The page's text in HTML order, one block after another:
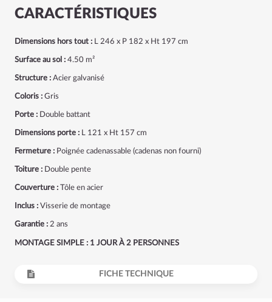
CARACTÉRISTIQUES
Dimensions hors tout : L 246 x P 182 x Ht 197 cm
Surface au sol : 4.50 m²
Structure : Acier galvanisé
Coloris : Gris
Porte : Double battant
Dimensions porte : L 121 x Ht 157 cm
Fermeture : Poignée cadenassable (cadenas non fourni)
Toiture : Double pente
Couverture : Tôle en acier
Inclus : Visserie de montage
Garantie : 2 ans
MONTAGE SIMPLE : 1 JOUR À 2 PERSONNES
FICHE TECHNIQUE